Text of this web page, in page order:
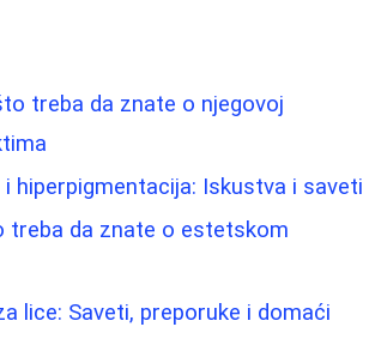
treba da znate o njegovoj
i hiperpigmentacija: Iskustva i saveti
treba da znate o estetskom
lice: Saveti, preporuke i domaći